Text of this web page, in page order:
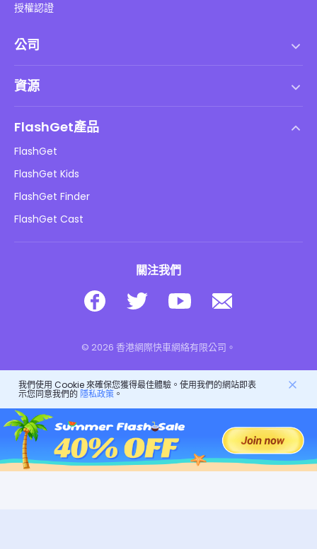
授權認證
公司
DMCA 政策
隱私政策
廣告政策
不要出售我的資訊
資源
部落格
兒童在線安全
下載
FlashGet產品
FlashGet
FlashGet Kids
FlashGet Finder
FlashGet Cast
關注我們
© 2026 香港網際快車網絡有限公司。
我們使用 Cookie 來確保您獲得最佳體驗。使用我們的網站即表
示您同意我們的 隱私政策。